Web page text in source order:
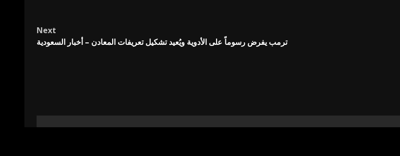
Next
ترمب يفرض رسوماً على الأدوية ويُعيد تشكيل تعريفات المعادن – أخبار السعودية